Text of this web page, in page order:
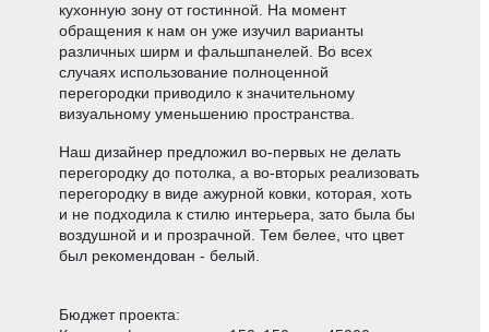
кухонную зону от гостинной. На момент
обращения к нам он уже изучил варианты
различных ширм и фальшпанелей. Во всех
случаях использование полноценной
перегородки приводило к значительному
визуальному уменьшению пространства.
Наш дизайнер предложил во-первых не делать
перегородку до потолка, а во-вторых реализовать
перегородку в виде ажурной ковки, которая, хоть
и не подходила к стилю интерьера, зато была бы
воздушной и и прозрачной. Тем белее, что цвет
был рекомендован - белый.
Бюджет проекта: